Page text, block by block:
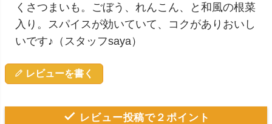
くさつまいも。ごぼう、れんこん、と和風の根菜
入り。スパイスが効いていて、コクがありおいし
いです♪（スタッフsaya）
レビューを書く
レビュー投稿で２ポイント